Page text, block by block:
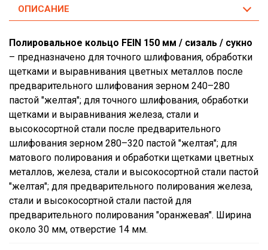
ОПИСАНИЕ
Полировальное кольцо FEIN 150 мм / сизаль / сукно
– предназначено для точного шлифования, обработки
щетками и выравнивания цветных металлов после
предварительного шлифования зерном 240–280
пастой "желтая"; для точного шлифования, обработки
щетками и выравнивания железа, стали и
высокосортной стали после предварительного
шлифования зерном 280–320 пастой "желтая"; для
матового полирования и обработки щетками цветных
металлов, железа, стали и высокосортной стали пастой
"желтая"; для предварительного полирования железа,
стали и высокосортной стали пастой для
предварительного полирования "оранжевая". Ширина
около 30 мм, отверстие 14 мм.